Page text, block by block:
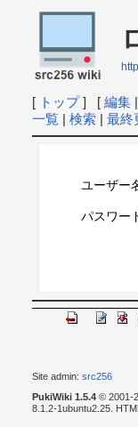
[ トップ] [ 編集|
一覧| 検索| 最終
ユーザー
パスワー
Site admin: src256
PukiWiki 1.5.4© 2001-
8.1.2-1ubuntu2.25.